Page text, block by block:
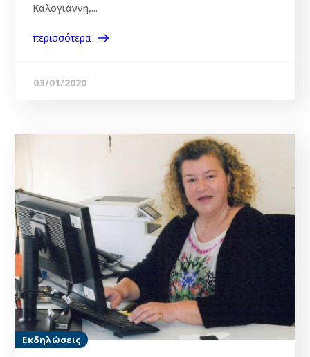
Καλογιάννη,...
περισσότερα
03/01/2020
Εκδηλώσεις